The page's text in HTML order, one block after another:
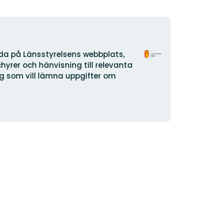
på Länsstyrelsens webbplats,
och hänvisning till relevanta
som vill lämna uppgifter om
Organisasjonens